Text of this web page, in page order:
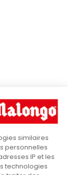
HAUTE